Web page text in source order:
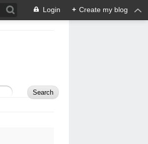
Login + Create my blog